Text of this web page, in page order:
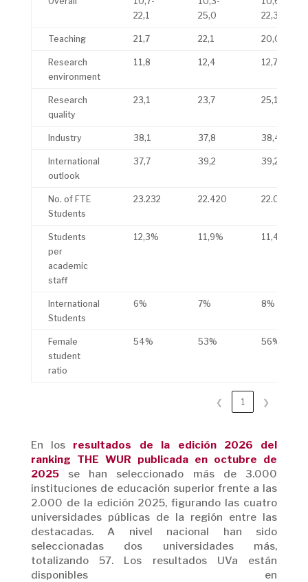
22,1
25,0
22,3
Teaching 21,7 22,1 20,0
Research
environment
11,8 12,4 12,7
Research
quality
23,1 23,7 25,1
Industry 38,1 37,8 38,4
International
outlook
37,7 39,2 39,2
No. of FTE
Students
23.232 22.420 22.023
Students
per
academic
staff
12,3% 11,9% 11,4%
International
Students
6% 7% 8%
Female
student
ratio
54% 53% 56%
❮ 1 ❯
En los resultados de la edición 2026 del
ranking THE WUR publicada en octubre de
2025se han seleccionado más de 3.000
instituciones de educación superior frente a las
2.000 de la edición 2025, figurando las cuatro
universidades públicas de la región entre las
destacadas. A nivel nacional han sido
seleccionadas dos universidades más,
totalizando 57. Los resultados UVa están
disponibles en